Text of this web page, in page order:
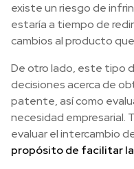
existe un riesgo de
estaría a tiempo de
cambios al producto
De otro lado, este tipo
decisiones acerca de
patente, así como
necesidad empresarial.
evaluar el intercambio
propósito de facilitar